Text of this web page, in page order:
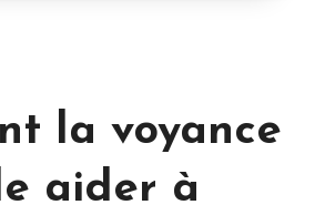
la voyance
aider à